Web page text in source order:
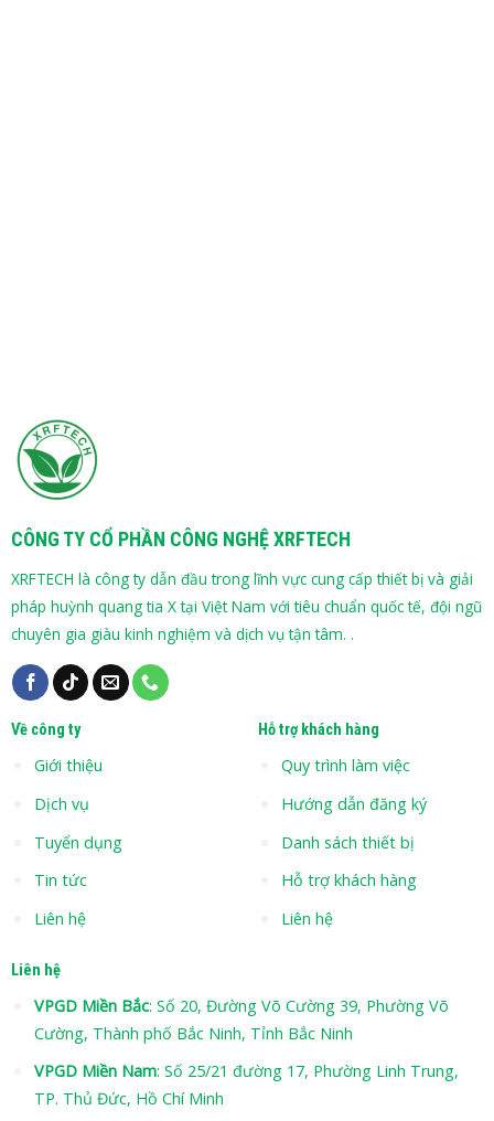
CÔNG TY CỔ PHẦN CÔNG NGHỆ XRFTECH
XRFTECH là công ty dẫn đầu trong lĩnh vực cung cấp thiết bị và giải
pháp huỳnh quang tia X tại Việt Nam với tiêu chuẩn quốc tế, đội ngũ
chuyên gia giàu kinh nghiệm và dịch vụ tận tâm. .
Về công ty
Giới thiệu
Dịch vụ
Tuyển dụng
Tin tức
Liên hệ
Hỗ trợ khách hàng
Quy trình làm việc
Hướng dẫn đăng ký
Danh sách thiết bị
Hỗ trợ khách hàng
Liên hệ
Liên hệ
VPGD Miền Bắc: Số 20, Đường Võ Cường 39, Phường Võ
Cường, Thành phố Bắc Ninh, Tỉnh Bắc Ninh
VPGD Miền Nam: Số 25/21 đường 17, Phường Linh Trung,
TP. Thủ Đức, Hồ Chí Minh